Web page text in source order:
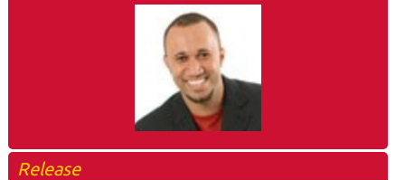
Release